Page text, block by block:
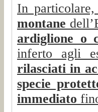
In
montane
ardiglione o
inferto agli
rilasciati in
specie
immediato